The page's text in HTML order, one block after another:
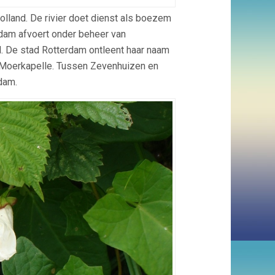
De rivier doet dienst als boezem
afvoert onder beheer van
stad Rotterdam ontleent haar naam
Tussen Zevenhuizen en